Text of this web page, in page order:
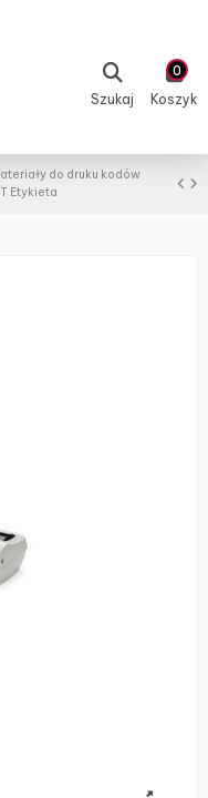
Szukaj
0
Koszyk
do druku kodów
Etykieta